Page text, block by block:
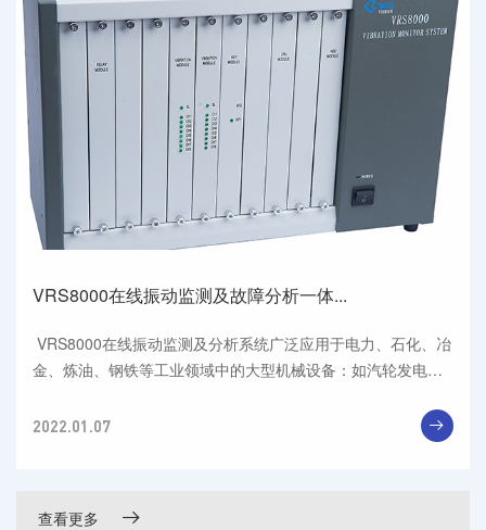
VRS8000在线振动监测及故障分析一体...
VRS8000在线振动监测及分析系统广泛应用于电力、石化、冶
金、炼油、钢铁等工业领域中的大型机械设备：如汽轮发电机
2022.01.07
查看更多